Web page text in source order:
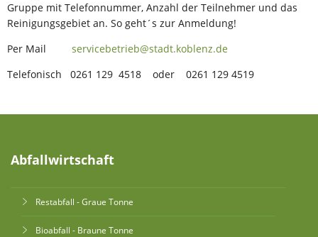
Gruppe mit Telefonnummer, Anzahl der Teilnehmer und das
Reinigungsgebiet an. So geht´s zur Anmeldung!
Per Mail servicebetrieb@stadt.koblenz.de
Telefonisch
0261 129 4518 oder 0261 129 4519
Abfallwirtschaft
Restabfall - Graue Tonne
Bioabfall - Braune Tonne